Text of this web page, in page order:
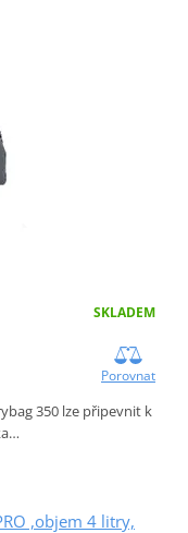
SKLADEM
Porovnat
350 lze připevnit k
,objem 4 litry,